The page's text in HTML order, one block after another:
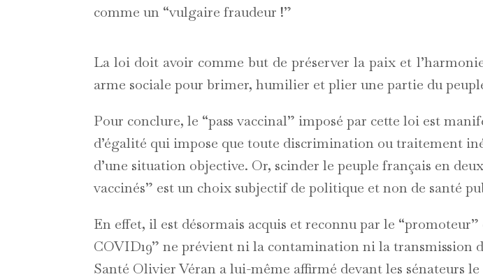
comme un “vulgaire fraudeur !”
La loi doit avoir comme but de préserver la paix et
arme sociale pour brimer, humilier et plier une partie du
Pour conclure, le “pass vaccinal” imposé par cette loi est
d’égalité qui impose que toute discrimination ou traitement
d’une situation objective. Or, scinder le peuple français en
vaccinés” est un choix subjectif de politique et non de santé
En effet, il est désormais acquis et reconnu par le
COVID19” ne prévient ni la contamination ni la transmission
Santé Olivier Véran a lui-même affirmé devant les sénateurs le